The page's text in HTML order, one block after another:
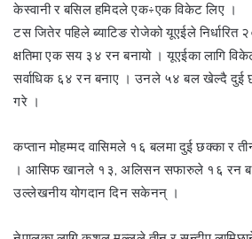
केस्वानी र बसिल हमिदले एक÷एक विकेट लिए ।
टस जितेर पहिले ब्याटिङ रोजेको यूएईले निर्धारित
क्षतिमा एक सय ३४ रन बनायो । यूएईका लागि
सर्वाधिक ६४ रन बनाए । उनले ५४ बल खेल्दै दुई
गरे ।
कप्तान मोहम्मद वासिमले १६ बलमा दुई छक्का र
। आसिफ खानले १३, अलिसन सफारुले १६ रन
उल्लेखनीय योगदान दिन सकेनन् ।